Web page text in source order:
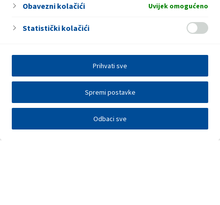
Obavezni kolačići Uvijek omogućeno
Statistički kolačići
Odbaci sve
Spremi postavke
Prihvati sve